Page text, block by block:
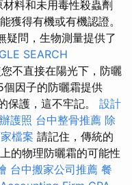
料和未用毒性殺蟲劑
獲得有機或有機認證。
疑問，生物測量提供了
SEARCH
不直接在陽光下，防曬
因子的防曬霜提供
保護，這不牢記。 設計
護照 台中整骨推薦 除
檔案 請記住，傳統的
的物理防曬霜的可能性
台中搬家公司推薦 餐